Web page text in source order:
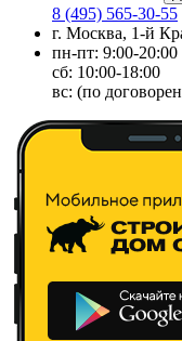
8 (495) 565-30-55
г. Москва, 1-й
пн-пт: 9:00-20:00
сб: 10:00-18:00
вс: (по